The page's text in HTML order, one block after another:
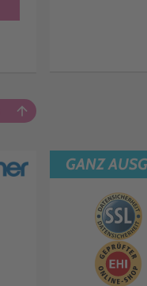
arrow_upward
GANZ